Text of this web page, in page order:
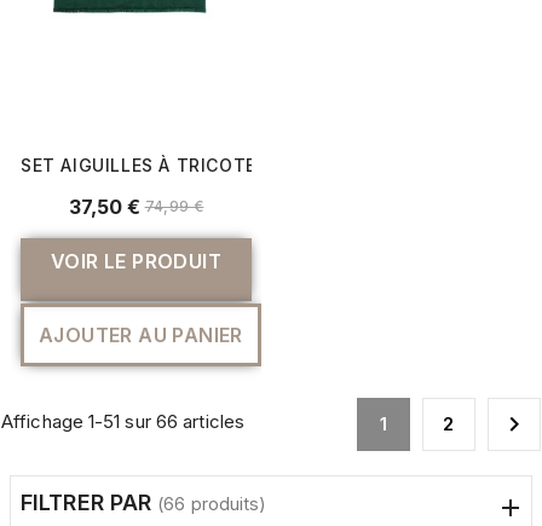
SET AIGUILLES À TRICOTER BAMBOO 33 CM - KNITPRO
37,50 € 74,99 €
VOIR LE PRODUIT
AJOUTER AU PANIER
Affichage 1-51 sur 66 articles 1 2 
FILTRER PAR (66 produits)